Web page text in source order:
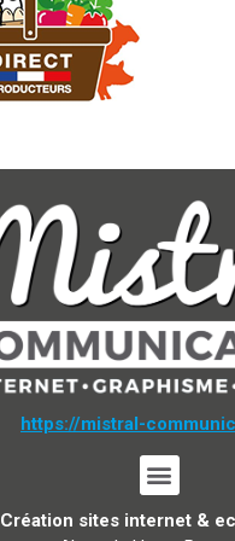
https://mistral-
Création sites internet &